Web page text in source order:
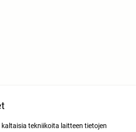
tekniikoita laitteen tietojen